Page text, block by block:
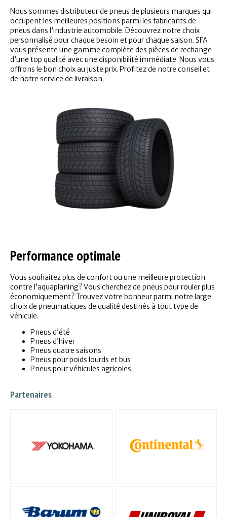
Nous sommes distributeur de pneus de plusieurs marques qui
occupent les meilleures positions parmi les fabricants de
pneus dans l’industrie automobile. Découvrez notre choix
personnalisé pour chaque besoin et pour chaque saison. SFA
vous présente une gamme complète des pièces de rechange
d’une top qualité avec une disponibilité immédiate. Nous vous
offrons le bon choix au juste prix. Profitez de notre conseil et
de notre service de livraison.
Performance optimale
Vous souhaitez plus de confort ou une meilleure protection
contre l’aquaplaning? Vous cherchez de pneus pour rouler plus
économiquement? Trouvez votre bonheur parmi notre large
choix de pneumatiques de qualité destinés à tout type de
véhicule.
Pneus d’été
Pneus d’hiver
Pneus quatre saisons
Pneus pour poids lourds et bus
Pneus pour véhicules agricoles
Partenaires